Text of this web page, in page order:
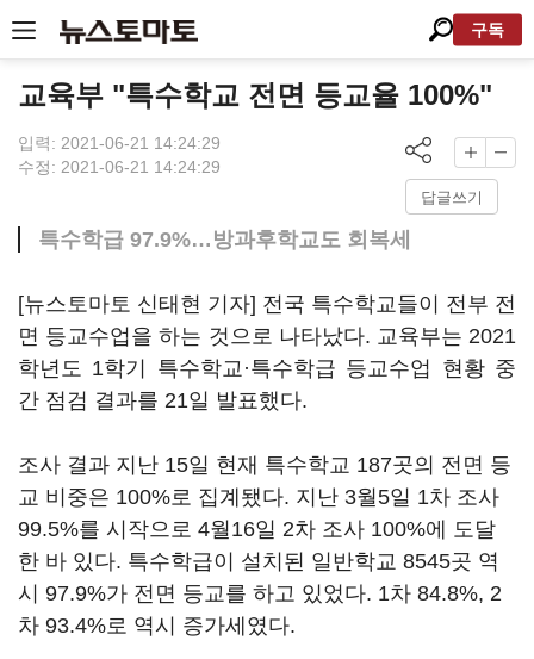
구독
교육부 "특수학교 전면 등교율 100%"
입력: 2021-06-21 14:24:29
수정: 2021-06-21 14:24:29
답글쓰기
특수학급 97.9%…방과후학교도 회복세
[뉴스토마토 신태현 기자] 전국 특수학교들이 전부 전
면 등교수업을 하는 것으로 나타났다. 교육부는 2021
학년도 1학기 특수학교·특수학급 등교수업 현황 중
간 점검 결과를 21일 발표했다.
조사 결과 지난 15일 현재 특수학교 187곳의 전면 등
교 비중은 100%로 집계됐다. 지난 3월5일 1차 조사
99.5%를 시작으로 4월16일 2차 조사 100%에 도달
한 바 있다. 특수학급이 설치된 일반학교 8545곳 역
시 97.9%가 전면 등교를 하고 있었다. 1차 84.8%, 2
차 93.4%로 역시 증가세였다.